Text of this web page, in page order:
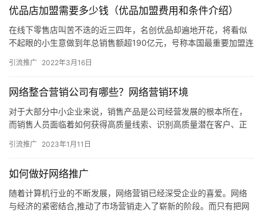
优品店加盟需要多少钱（优品加盟费用和条件介绍）
不起眼的小生意做到年总销售额超190亿元，号称本国最重要加盟连
锁的“10元店”名
网络整合营销公司有哪些？网络营销环境
而销售人员面临着如何获得高质量线索、识别高质量潜在客户、正
确实施销售策略等诸多挑战，仅依靠传统线下销售方式会阻碍企业
发展。…
如何做好网络推广
与经济的紧密结合,推动了市场营销走入了崭新的阶段。而只有把网
站推广出去，才能最大程度地发挥网站应有的能力，而网络推广就